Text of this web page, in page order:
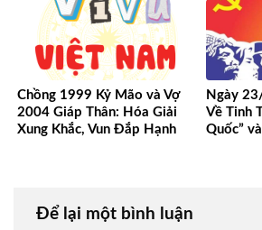
Chồng 1999 Kỷ Mão và Vợ
2004 Giáp Thân: Hóa Giải
Xung Khắc, Vun Đắp Hạnh
Ngày
Về Tinh
Quốc”
Để lại một bình luận